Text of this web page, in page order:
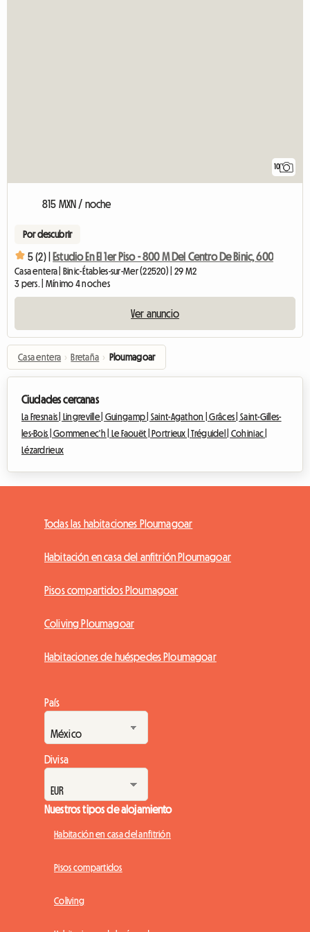
10
815 MXN / noche
Por descubrir
5 (2) | Estudio En El 1er Piso - 800 M Del Centro De Binic, 600
Casa entera | Binic-Étables-sur-Mer (22520) | 29 M2
3 pers. | Mínimo 4 noches
Ver anuncio
Casa entera › Bretaña › Ploumagoar
Ciudades cercanas
La Fresnais | Lingreville | Guingamp | Saint-Agathon |Grâces | Saint-Gilles-
les-Bois |Gommenec'h | Le Faouët | Portrieux |Tréguidel | Cohiniac |
Lézardrieux
Todas las habitaciones Ploumagoar
Habitación en casa del anfitrión Ploumagoar
Pisos compartidos Ploumagoar
Coliving Ploumagoar
Habitaciones de huéspedes Ploumagoar
País
Divisa
Nuestros tipos de alojamiento
Habitación en casa del anfitrión
Pisos compartidos
Coliving